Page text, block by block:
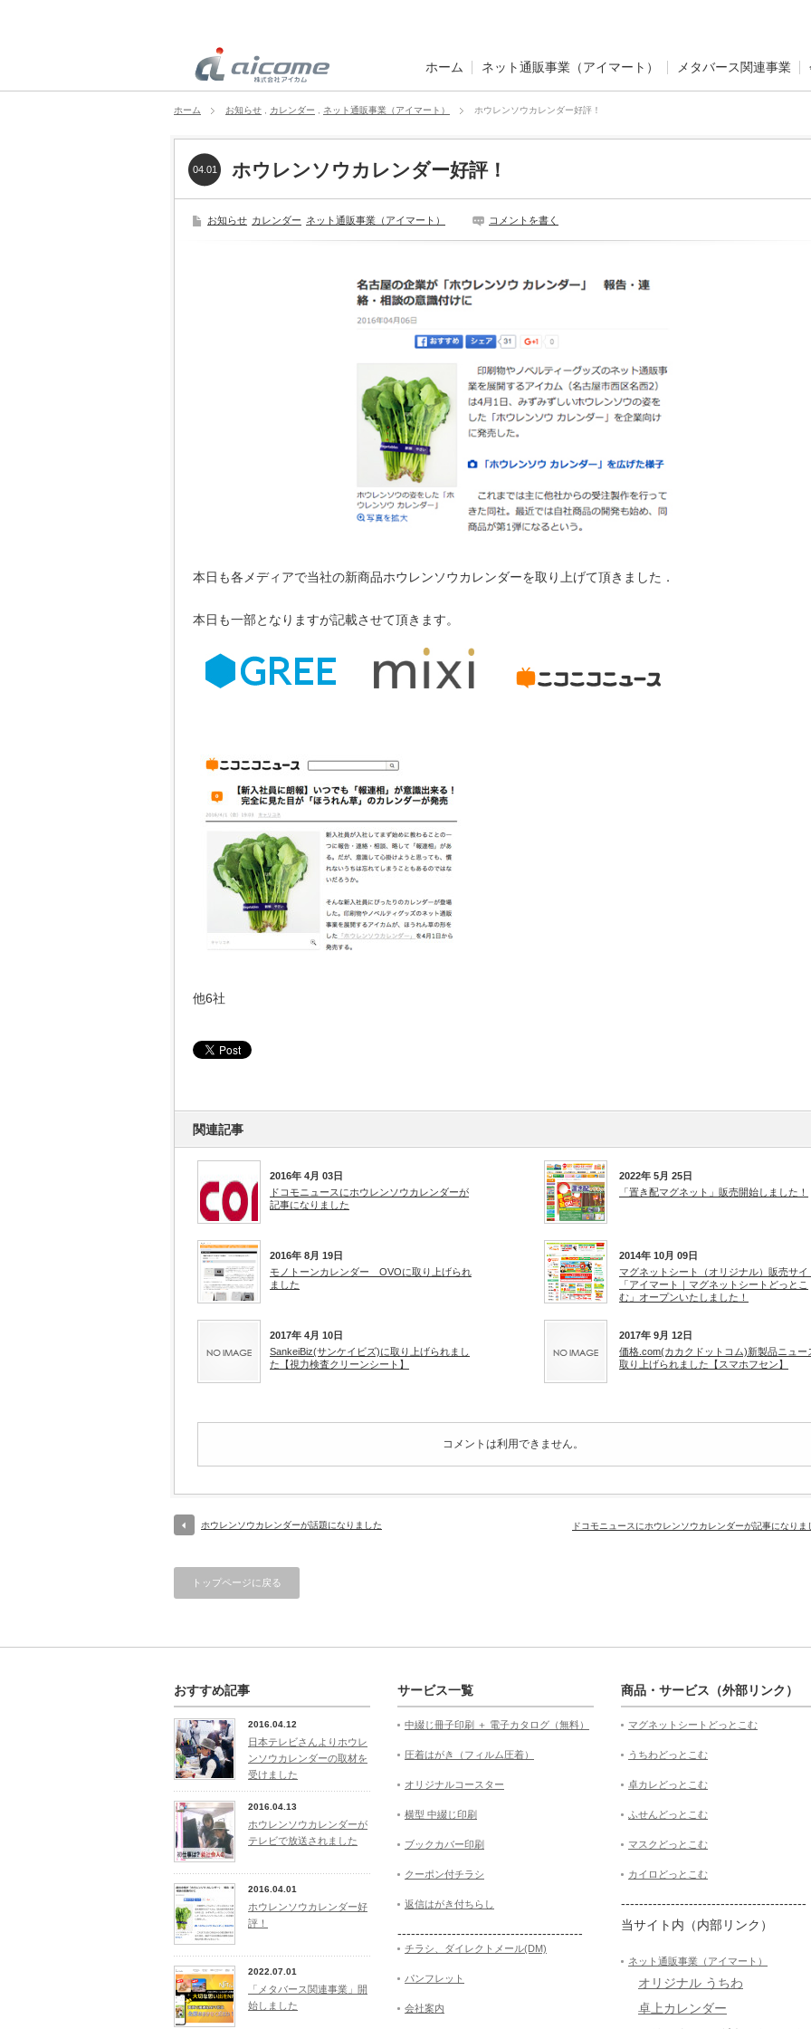
ホーム ネット通販事業（アイマート） メタバース関連事業
ホーム お知らせ カレンダー ネット通販事業（アイマート） ホウレンソウカレンダー好評！
ホウレンソウカレンダー好評！
04.01
お知らせ カレンダー ネット通販事業（アイマート） コメントを書く
本日も各メディアで当社の新商品ホウレンソウカレンダーを取り上げて頂きました．
本日も一部となりますが記載させて頂きます。
他6社
関連記事
2016年 4月 03日
ドコモニュースにホウレンソウカレンダーが
記事になりました
2022年 5月 25日
「置き配マグネット」販売開始しました！
2016年 8月 19日
モノトーンカレンダー OVOに取り上げられ
ました
2014年 10月 09日
マグネットシート（オリジナル）販売サイ
「アイマート｜マグネットシートどっとこ
む」オープンいたしました！
2017年 4月 10日
SankeiBiz(サンケイビズ)に取り上げられまし
た【視力検査クリーンシート】
2017年 9月 12日
価格.com(カカクドットコム)新製品ニュー
取り上げられました【スマホフセン】
コメントは利用できません。
ホウレンソウカレンダーが話題になりました ドコモニュースにホウレンソウカレンダーが記事になりま
トップページに戻る
おすすめ記事
2016.04.12
日本テレビさんよりホウレ
ンソウカレンダーの取材を
受けました
2016.04.13
ホウレンソウカレンダーが
テレビで放送されました
2016.04.01
ホウレンソウカレンダー好
評！
2022.07.01
「メタバース関連事業」開
始しました
サービス一覧
中綴じ冊子印刷 ＋ 電子カタログ（無料）
圧着はがき（フィルム圧着）
オリジナルコースター
横型 中綴じ印刷
ブックカバー印刷
クーポン付チラシ
返信はがき付ちらし
-----------------------------------------
チラシ、ダイレクトメール(DM)
パンフレット
会社案内
商品・サービス（外部リンク）
マグネットシートどっとこむ
うちわどっとこむ
卓カレどっとこむ
ふせんどっとこむ
マスクどっとこむ
カイロどっとこむ
-----------------------------------------
当サイト内（内部リンク）
ネット通販事業（アイマート）
オリジナル うちわ
卓上カレンダー